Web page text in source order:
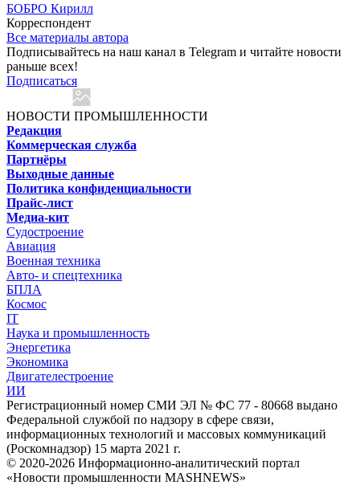
БОБРО Кирилл
Корреспондент
Все материалы автора
Подписывайтесь на наш канал в Telegram и читайте новости
раньше всех!
Подписаться
НОВОСТИ ПРОМЫШЛЕННОСТИ
Редакция
Коммерческая служба
Партнёры
Выходные данные
Политика конфиденциальности
Прайс-лист
Медиа-кит
Судостроение
Авиация
Военная техника
Авто- и спецтехника
БПЛА
Космос
IT
Наука и промышленность
Энергетика
Экономика
Двигателестроение
ИИ
Регистрационный номер СМИ ЭЛ № ФС 77 - 80668 выдано
Федеральной службой по надзору в сфере связи,
информационных технологий и массовых коммуникаций
(Роскомнадзор) 15 марта 2021 г.
© 2020-2026 Информационно-аналитический портал
«Новости промышленности MASHNEWS»